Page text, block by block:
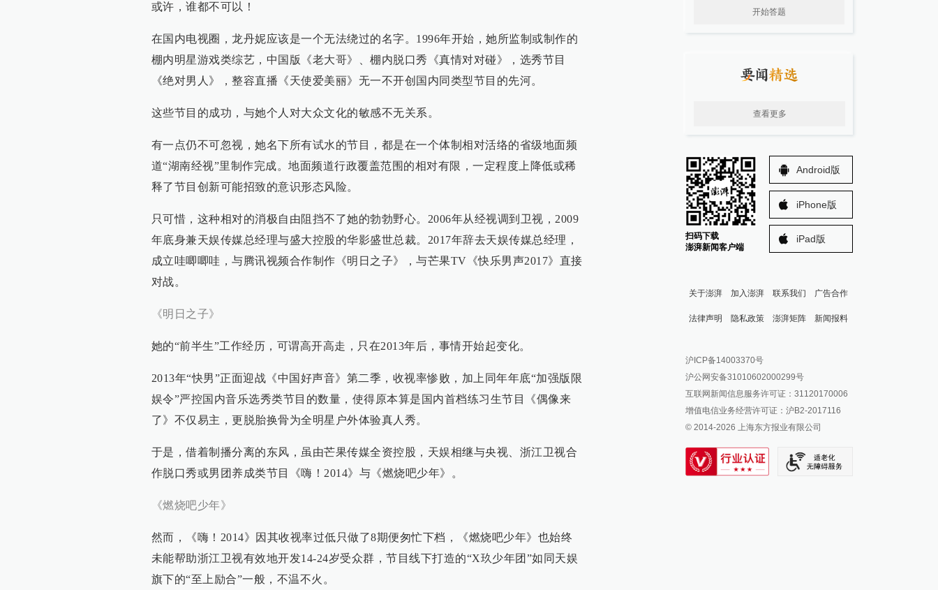
或许，谁都不可以！
在国内电视圈，龙丹妮应该是一个无法绕过的名字。1996年开始，她所监制或制作的
棚内明星游戏类综艺，中国版《老大哥》、棚内脱口秀《真情对对碰》，选秀节目
《绝对男人》，整容直播《天使爱美丽》无一不开创国内同类型节目的先河。
这些节目的成功，与她个人对大众文化的敏感不无关系。
有一点仍不可忽视，她名下所有试水的节目，都是在一个体制相对活络的省级地面频
道“湖南经视”里制作完成。地面频道行政覆盖范围的相对有限，一定程度上降低或稀
释了节目创新可能招致的意识形态风险。
只可惜，这种相对的消极自由阻挡不了她的勃勃野心。2006年从经视调到卫视，2009
年底身兼天娱传媒总经理与盛大控股的华影盛世总裁。2017年辞去天娱传媒总经理，
成立哇唧唧哇，与腾讯视频合作制作《明日之子》，与芒果TV《快乐男声2017》直接
对战。
《明日之子》
她的“前半生”工作经历，可谓高开高走，只在2013年后，事情开始起变化。
2013年“快男”正面迎战《中国好声音》第二季，收视率惨败，加上同年年底“加强版限
娱令”严控国内音乐选秀类节目的数量，使得原本算是国内首档练习生节目《偶像来
了》不仅易主，更脱胎换骨为全明星户外体验真人秀。
于是，借着制播分离的东风，虽由芒果传媒全资控股，天娱相继与央视、浙江卫视合
作脱口秀或男团养成类节目《嗨！2014》与《燃烧吧少年》。
《燃烧吧少年》
然而，《嗨！2014》因其收视率过低只做了8期便匆忙下档，《燃烧吧少年》也始终
未能帮助浙江卫视有效地开发14-24岁受众群，节目线下打造的“X玖少年团”如同天娱
旗下的“至上励合”一般，不温不火。
开始答题
查看更多
扫码下载
澎湃新闻客户端
Android版
iPhone版
iPad版
关于澎湃 加入澎湃 联系我们 广告合作
法律声明 隐私政策 澎湃矩阵
澎湃新闻公众号
澎湃新闻抖音号
派生万物开放平台
IP SHANGHAI
SIXTH TONE
新闻报料
报料邮箱: news@thepaper.cn
沪ICP备14003370号
沪公网安备31010602000299号
互联网新闻信息服务许可证：31120170006
增值电信业务经营许可证：沪B2-2017116
© 2014-2026 上海东方报业有限公司